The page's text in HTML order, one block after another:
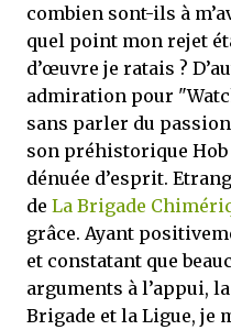
combien sont-ils à
quel point mon rejet
d’œuvre je ratais ?
admiration pour
sans parler du
son préhistorique Hob
dénuée d’esprit.
de La Brigade
grâce. Ayant
et constatant que
arguments à l’appui,
Brigade et la Ligue, je